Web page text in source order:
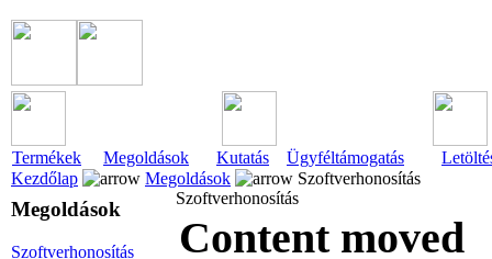
Termékek Megoldások Kutatás Ügyféltámogatás
Kezdőlap
Megoldások Szoftverhonosítás
Megoldások
Szoftverhonosítás
Szoftverhonosítás
Content moved